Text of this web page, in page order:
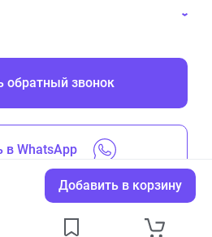
Добавить в корзину
обратный звонок
в WhatsApp
© 2019-2026